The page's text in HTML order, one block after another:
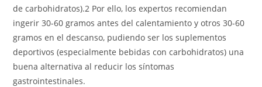
de carbohidratos).2 Por ello, los expertos recomiendan
ingerir 30-60 gramos antes del calentamiento y otros 30-60
gramos en el descanso, pudiendo ser los suplementos
deportivos (especialmente bebidas con carbohidratos) una
buena alternativa al reducir los síntomas
gastrointestinales.